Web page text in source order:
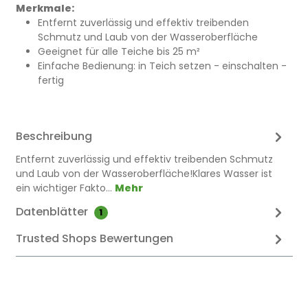
Merkmale:
Entfernt zuverlässig und effektiv treibenden
Schmutz und Laub von der Wasseroberfläche
Geeignet für alle Teiche bis 25 m²
Einfache Bedienung: in Teich setzen - einschalten -
fertig
Beschreibung
Entfernt zuverlässig und effektiv treibenden Schmutz
und Laub von der Wasseroberfläche!Klares Wasser ist
ein wichtiger Fakto… Mehr
Datenblätter 1
Trusted Shops Bewertungen